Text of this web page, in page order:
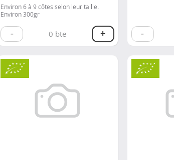
Environ 6 à 9 côtes selon leur taille.
Environ 300gr
- 0 bte + -